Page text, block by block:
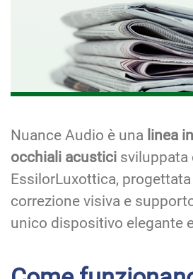
Nuance Audio è una linea
occhiali acustici sviluppata
EssilorLuxottica,
correzione visiva e
unico dispositivo elegante